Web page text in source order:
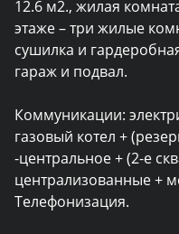
12.6 м2., жилая
этаже – три жилые
сушилка и
гараж и подвал.
Коммуникации:
газовый котел +
-центральное + (2-е
централизованные +
Телефонизация.